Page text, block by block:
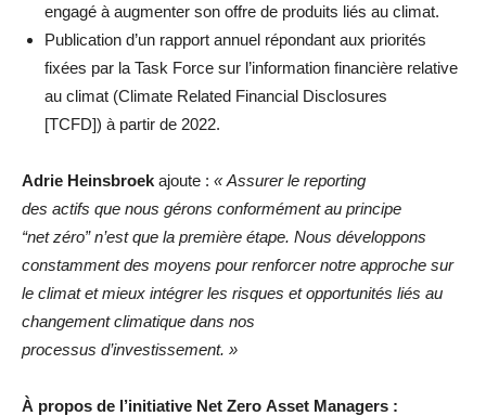
engagé à augmenter son offre de produits liés au climat.
Publication d’un rapport annuel répondant aux priorités
fixées par la Task Force sur l’information financière relative
au climat (Climate Related Financial Disclosures
[TCFD]) à partir de 2022.
Adrie Heinsbroek ajoute : « Assurer le reporting
des actifs que nous gérons conformément au principe
“net zéro” n’est que la première étape. Nous développons
constamment des moyens pour renforcer notre approche sur
le climat et mieux intégrer les risques et opportunités liés au
changement climatique dans nos
processus d’investissement. »
À propos de l’initiative Net Zero Asset Managers :